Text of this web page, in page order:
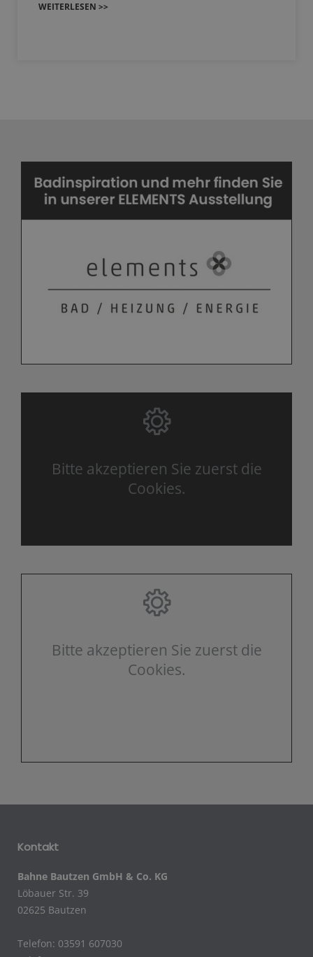
WEITERLESEN >>
Bitte akzeptieren Sie zuerst die
Cookies.
Bitte akzeptieren Sie zuerst die
Cookies.
Kontakt
Bahne Bautzen GmbH & Co. KG
Löbauer Str. 39
02625 Bautzen
Telefon: 03591 607030